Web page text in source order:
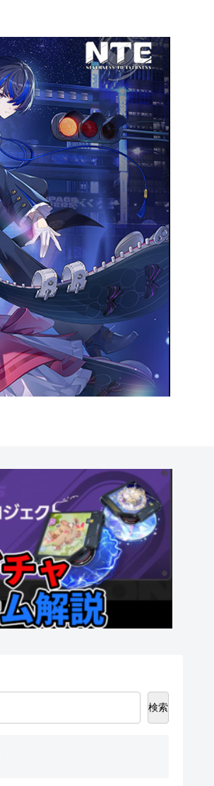
検索